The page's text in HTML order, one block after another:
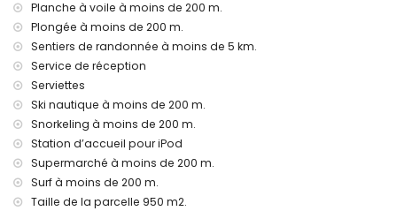
promenade (El Arenal et Jávea) (à 500 mètres de la
maison)
cinéma et théâtre (à 5 kilomètres de la maison)
Sites et culture à Jávea, Costa Blanca
musée (Histórico de Jávea, Jávea), église (San Bartolomé,
Pueblo, Jávea), ruine (Molinos de Viento, Jávea), monument
(Pueblo de Jávea, Jávea), bâtiment architectural (Histórico
de Jávea, Jávea), lieu historique (Pueblo de Jávea et
Jávea) (à moins de 5 kilomètres de l'hébergement)
château (Portal de la Vila et Denia) (à moins de 25
kilomètres de l'hébergement)
Planche à voile à moins de 200 m.
Plongée à moins de 200 m.
Sentiers de randonnée à moins de 5 km.
Service de réception
Serviettes
Ski nautique à moins de 200 m.
Snorkeling à moins de 200 m.
Station d’accueil pour iPod
Supermarché à moins de 200 m.
Surf à moins de 200 m.
Taille de la parcelle 950 m2.